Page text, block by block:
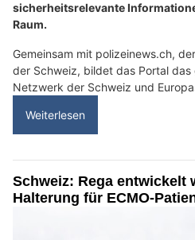
sicherheitsrelevante
Raum.
Gemeinsam mit polizeinews.ch,
der Schweiz, bildet das Portal das
Netzwerk der Schweiz und
Weiterlesen
Schweiz: Rega entwickelt
Halterung für ECMO-